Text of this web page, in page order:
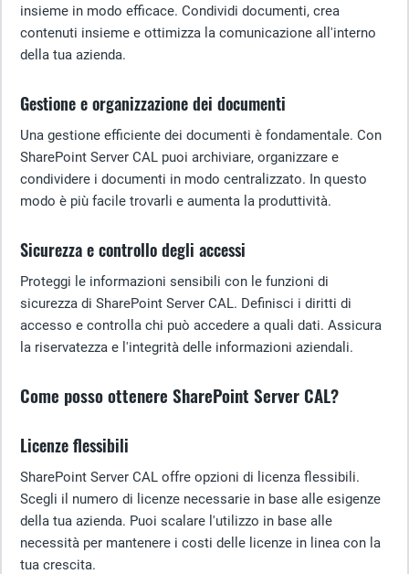
insieme in modo efficace. Condividi documenti, crea
contenuti insieme e ottimizza la comunicazione all'interno
della tua azienda.
Gestione e organizzazione dei documenti
Una gestione efficiente dei documenti è fondamentale. Con
SharePoint Server CAL puoi archiviare, organizzare e
condividere i documenti in modo centralizzato. In questo
modo è più facile trovarli e aumenta la produttività.
Sicurezza e controllo degli accessi
Proteggi le informazioni sensibili con le funzioni di
sicurezza di SharePoint Server CAL. Definisci i diritti di
accesso e controlla chi può accedere a quali dati. Assicura
la riservatezza e l'integrità delle informazioni aziendali.
Come posso ottenere SharePoint Server CAL?
Licenze flessibili
SharePoint Server CAL offre opzioni di licenza flessibili.
Scegli il numero di licenze necessarie in base alle esigenze
della tua azienda. Puoi scalare l'utilizzo in base alle
necessità per mantenere i costi delle licenze in linea con la
tua crescita.